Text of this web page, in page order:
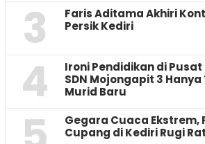
3
Faris Aditama Akhiri
Persik Kediri
4
Ironi Pendidikan di
SDN Mojongapit 3
Murid Baru
‎Gegara Cuaca Ekstrem,
Cupang di Kediri Rugi